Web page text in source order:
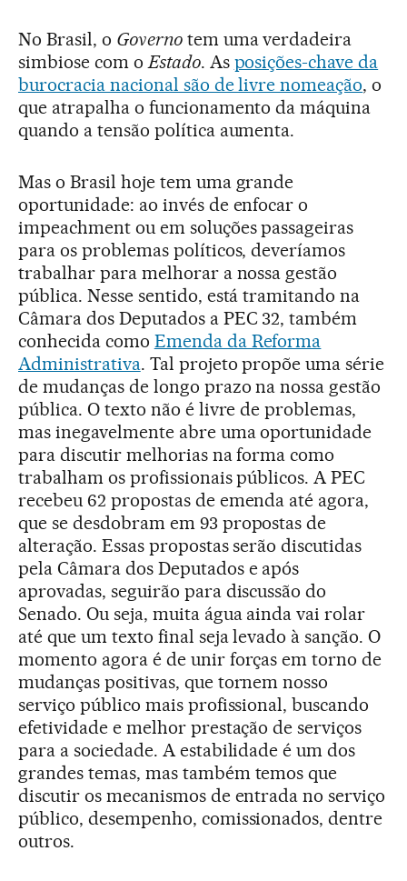
No Brasil, o Governotem uma verdadeira
simbiose com oEstado. As posições-chave da
burocracia nacional são de livre nomeação, o
que atrapalha o funcionamento da máquina
quando a tensão política aumenta.
Mas o Brasil hoje tem uma grande
oportunidade: ao invés de enfocar o
impeachment ou em soluções passageiras
para os problemas políticos, deveríamos
trabalhar para melhorar a nossa gestão
pública. Nesse sentido, está tramitando na
Câmara dos Deputados a PEC 32, também
conhecida como Emenda da Reforma
Administrativa. Tal projeto propõe uma série
de mudanças de longo prazo na nossa gestão
pública. O texto não é livre de problemas,
mas inegavelmente abre uma oportunidade
para discutir melhorias na forma como
trabalham os profissionais públicos. A PEC
recebeu 62 propostas de emenda até agora,
que se desdobram em 93 propostas de
alteração. Essas propostas serão discutidas
pela Câmara dos Deputados e após
aprovadas, seguirão para discussão do
Senado. Ou seja, muita água ainda vai rolar
até que um texto final seja levado à sanção. O
momento agora é de unir forças em torno de
mudanças positivas, que tornem nosso
serviço público mais profissional, buscando
efetividade e melhor prestação de serviços
para a sociedade. A estabilidade é um dos
grandes temas, mas também temos que
discutir os mecanismos de entrada no serviço
público, desempenho, comissionados, dentre
outros.